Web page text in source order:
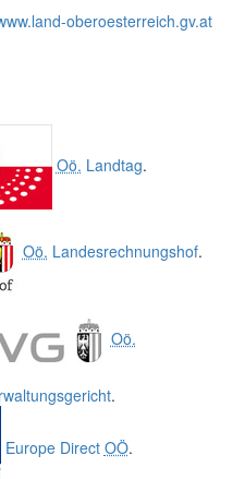
oberoesterreich.gv.at
Oö. Landtag.
Oö. Landesrechnungshof.
Oö.
.
Europe Direct OÖ.